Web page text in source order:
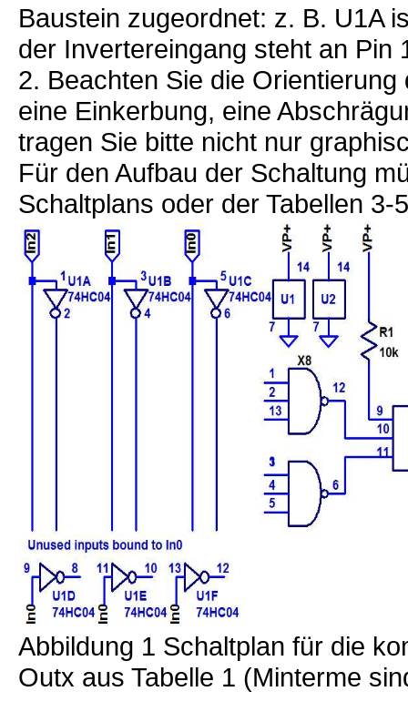
Baustein zugeordnet: z. B. U1A
der Invertereingang steht an Pin
2. Beachten Sie die
eine Einkerbung, eine
tragen Sie bitte nicht nur
Für den Aufbau der Schaltung
Schaltplans oder der Tabellen 3-
Abbildung 1 Schaltplan für die
Outx aus Tabelle 1 (Minterme